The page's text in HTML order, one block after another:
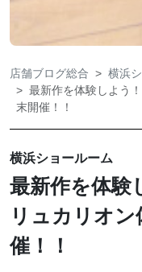
店舗ブログ総合
横浜
最新作を体験しよう
末開催！！
横浜ショールーム
最新作を体験
リュカリオン
催！！